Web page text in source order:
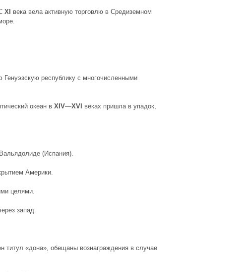
XI века вела активную торговлю в Средиземном
Генуэзскую республику с многочисленными
океан в XIV—XVI веках пришла в упадок,
(Испания).
Америки.
целями.
запад.
титул «дона», обещаны вознаграждения в случае